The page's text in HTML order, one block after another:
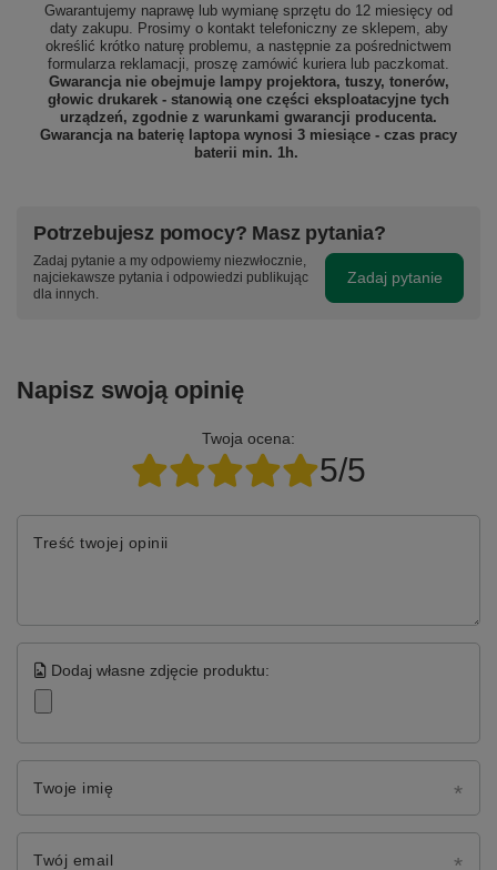
Gwarantujemy naprawę lub wymianę sprzętu do 12 miesięcy od
daty zakupu. Prosimy o kontakt telefoniczny ze sklepem, aby
określić krótko naturę problemu, a następnie za pośrednictwem
formularza reklamacji, proszę zamówić kuriera lub paczkomat.
Gwarancja nie obejmuje lampy projektora, tuszy, tonerów,
głowic drukarek - stanowią one części eksploatacyjne tych
urządzeń, zgodnie z warunkami gwarancji producenta.
Gwarancja na baterię laptopa wynosi 3 miesiące - czas pracy
baterii min. 1h.
Potrzebujesz pomocy? Masz pytania?
Zadaj pytanie a my odpowiemy niezwłocznie,
najciekawsze pytania i odpowiedzi publikując
dla innych.
Zadaj pytanie
Napisz swoją opinię
Twoja ocena:
5/5
Treść twojej opinii
Dodaj własne zdjęcie produktu:
Twoje imię
Twój email